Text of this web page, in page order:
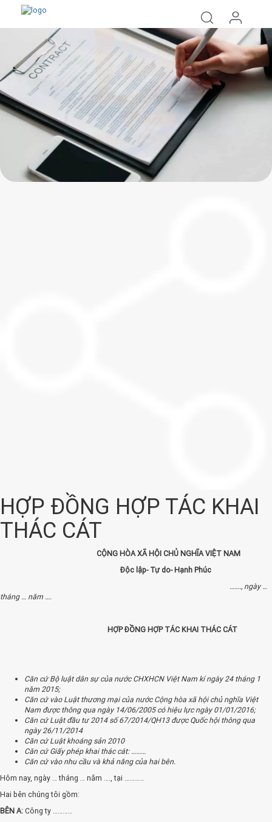
HỢP ĐỒNG HỢP TÁC KHAI
THÁC CÁT
CỘNG HÒA XÃ HỘI CHỦ NGHĨA VIỆT NAM
Độc lập- Tự do- Hạnh Phúc
……., ngày …
tháng … năm ….
HỢP ĐỒNG HỢP TÁC KHAI THÁC CÁT
Căn cứ Bộ luật dân sự của nước CHXHCN Việt Nam kí ngày 24 tháng 1
năm 2015;
Căn cứ vào Luật thương mại của nước Cộng hòa xã hội chủ nghĩa Việt
Nam được thông qua ngày 14/06/2005 có hiệu lực ngày 01/01/2016;
Căn cứ Luật đầu tư 2014 số 67/2014/QH13 được Quốc hội thông qua
ngày 26/11/2014
Căn cứ Luật khoáng sản 2010
Căn cứ Giấy phép khai thác cát: ………
Căn cứ vào nhu cầu và khả năng của hai bên.
Hôm nay, ngày … tháng … năm …., tại …………
Hai bên chúng tôi gồm:
BÊN A: Công ty …………